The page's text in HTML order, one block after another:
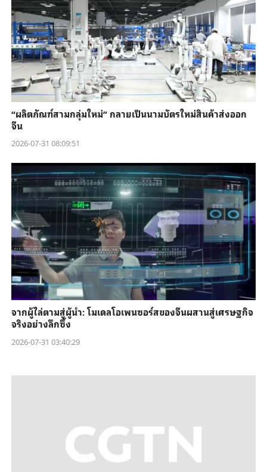
“ผลิตภัณฑ์สามกลุ่มใหม่” กลายเป็นนามบัตรใหม่สินค้าส่งออก
จีน
2026-07-31 08:09:51
จากผู้ไล่ตามสู่ผู้นำ: โมเดลโอเพนซอร์สของจีนผสานสู่เศรษฐกิจ
จริงอย่างลึกซึ้ง
2026-07-31 03:40:29